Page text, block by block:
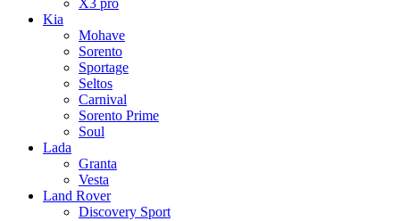
Kia
Mohave
Sorento
Sportage
Seltos
Carnival
Sorento Prime
Soul
Lada
Granta
Vesta
Land Rover
Discovery Sport